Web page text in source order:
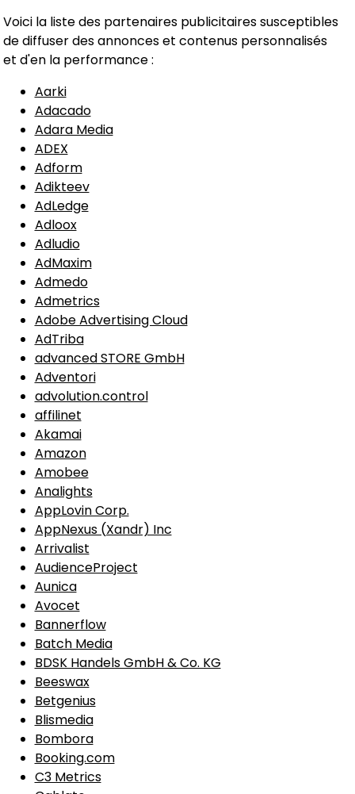
Voici la liste des partenaires publicitaires susceptibles
de diffuser des annonces et contenus personnalisés
et d'en la performance :
Aarki
Adacado
Adara Media
ADEX
Adform
Adikteev
AdLedge
Adloox
Adludio
AdMaxim
Admedo
Admetrics
Adobe Advertising Cloud
AdTriba
advanced STORE GmbH
Adventori
advolution.control
affilinet
Akamai
Amazon
Amobee
Analights
AppLovin Corp.
AppNexus (Xandr) Inc
Arrivalist
AudienceProject
Aunica
Avocet
Bannerflow
Batch Media
BDSK Handels GmbH & Co. KG
Beeswax
Betgenius
Blismedia
Bombora
Booking.com
C3 Metrics